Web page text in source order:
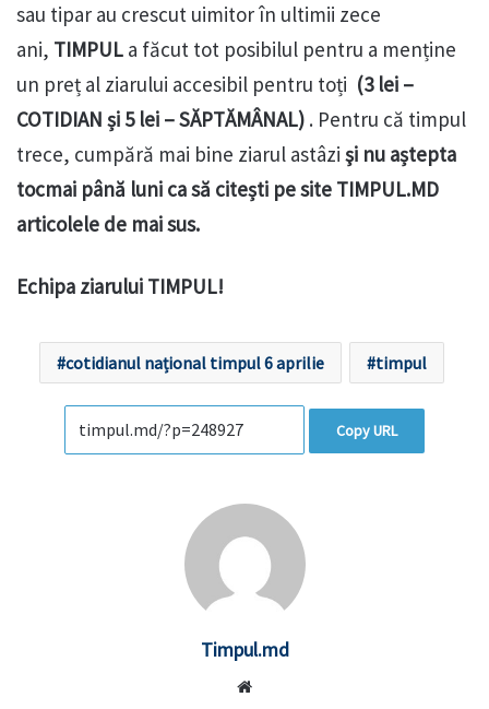
sau tipar au crescut uimitor în ultimii zece
ani, TIMPUL a făcut tot posibilul pentru a menține
un preț al ziarului accesibil pentru toți (3 lei –
COTIDIAN și 5 lei – SĂPTĂMÂNAL) . Pentru că timpul
trece, cumpără mai bine ziarul astâzi şi nu aștepta
tocmai până luni ca să citești pe site TIMPUL.MD
articolele de mai sus.
Echipa ziarului TIMPUL!
cotidianul național timpul 6 aprilie timpul
Copy URL
Timpul.md